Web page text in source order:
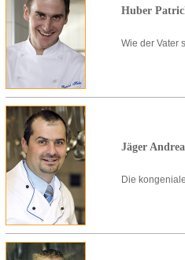
Huber
Wie der Vater
Jäger
Die